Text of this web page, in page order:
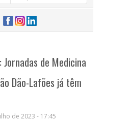
de Medicina
Dão-Lafões já têm
de 2023 - 17:45